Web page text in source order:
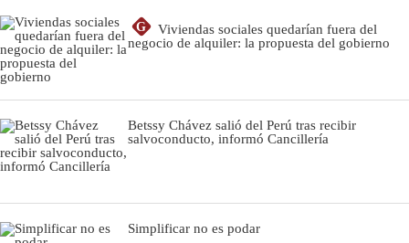
G
Viviendas sociales quedarían fuera del
negocio de alquiler: la propuesta del gobierno
Betssy Chávez salió del Perú tras recibir
salvoconducto, informó Cancillería
Simplificar no es podar